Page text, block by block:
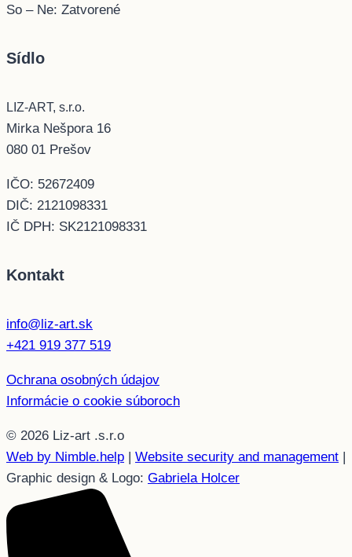
So – Ne: Zatvorené
Sídlo
LIZ-ART, s.r.o.
Mirka Nešpora 16
080 01 Prešov
IČO: 52672409
DIČ: 2121098331
IČ DPH: SK2121098331
Kontakt
info@liz-art.sk
+421 919 377 519
Ochrana osobných údajov
Informácie o cookie súboroch
© 2026 Liz-art .s.r.o
Web by Nimble.help | Website security and management |
Graphic design & Logo: Gabriela Holcer